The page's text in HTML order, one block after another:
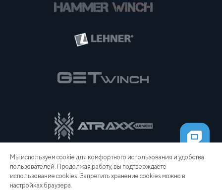
Мы используем cookie для комфортного использования и удобства
пользователей. Продолжая работу, вы подтверждаете
использование cookies. Запретить хранение cookies можно в
настройках браузера.